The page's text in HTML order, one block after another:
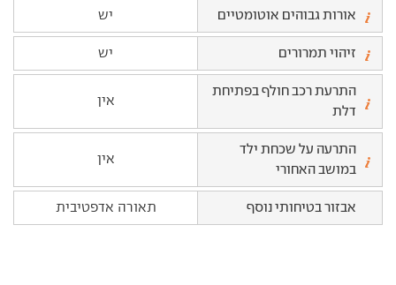
אורות גבוהים אוטומטיים יש
זיהוי תמרורים יש
התרעת רכב חולף בפתיחת
דלת
אין
התרעה על שכחת ילד
במושב האחורי
אין
אבזור בטיחותי נוסף תאורה אדפטיבית